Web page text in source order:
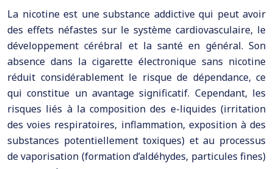
La nicotine est une substance addictive qui peut avoir
des effets néfastes sur le système cardiovasculaire, le
développement cérébral et la santé en général. Son
absence dans la cigarette électronique sans nicotine
réduit considérablement le risque de dépendance, ce
qui constitue un avantage significatif. Cependant, les
risques liés à la composition des e-liquides (irritation
des voies respiratoires, inflammation, exposition à des
substances potentiellement toxiques) et au processus
de vaporisation (formation d’aldéhydes, particules fines)